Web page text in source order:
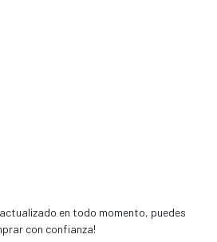
en todo momento, puedes
con confianza!